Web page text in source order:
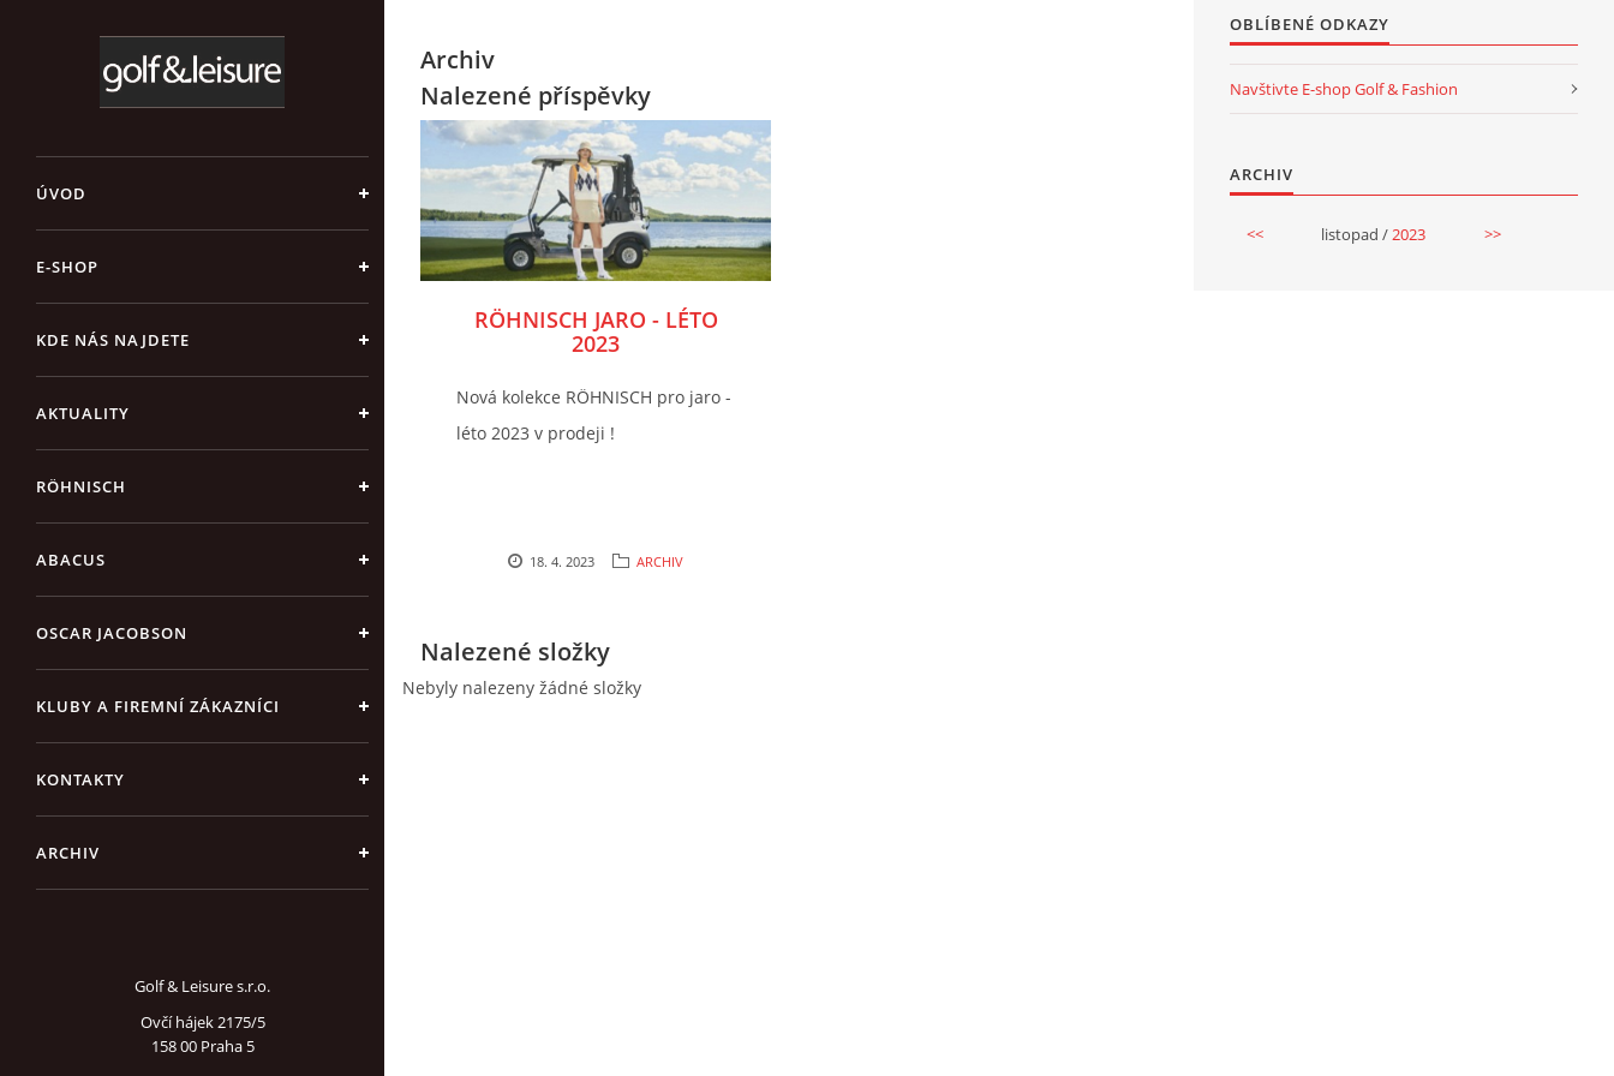
ÚVOD
E-SHOP
KDE NÁS NAJDETE
AKTUALITY
RÖHNISCH
ABACUS
OSCAR JACOBSON
KLUBY A FIREMNÍ ZÁKAZNÍCI
KONTAKTY
ARCHIV
Golf & Leisure s.r.o.
Ovčí hájek 2175/5
158 00 Praha 5
Archiv
Nalezené příspěvky
RÖHNISCH JARO - LÉTO
2023
Nová kolekce RÖHNISCH pro jaro -
léto 2023 v prodeji !
18. 4. 2023 ARCHIV
Nalezené složky
Nebyly nalezeny žádné složky
OBLÍBENÉ ODKAZY
Navštivte E-shop Golf & Fashion
ARCHIV
<< listopad /2023 >>